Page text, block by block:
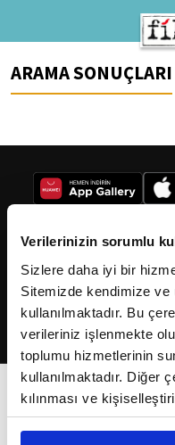
Verilerinizin sorumlu
Sizlere daha iyi bir
Sitemizde kendimize
kullanılmaktadır. Bu
verileriniz işlenmekte
toplumu hizmetlerinin
kullanılmaktadır. Diğer
kılınması ve
reklam/pazarlama
ARAMA SONUÇLARI
2026Fikriyat. Tüm